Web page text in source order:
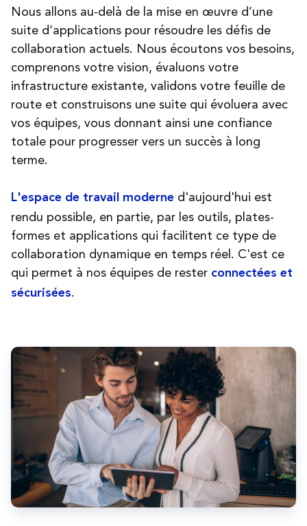
Nous allons au-delà de la mise en œuvre d’une
suite d’applications pour résoudre les défis de
collaboration actuels. Nous écoutons vos besoins,
comprenons votre vision, évaluons votre
infrastructure existante, validons votre feuille de
route et construisons une suite qui évoluera avec
vos équipes, vous donnant ainsi une confiance
totale pour progresser vers un succès à long
terme.
L'espace de travail moderne d'aujourd'hui est
rendu possible, en partie, par les outils, plates-
formes et applications qui facilitent ce type de
collaboration dynamique en temps réel. C'est ce
qui permet à nos équipes de rester connectées et
sécurisées.